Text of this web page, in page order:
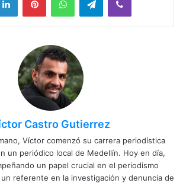
Castro Gutierrez
Víctor comenzó su carrera periodística
un periódico local de Medellín. Hoy en día,
un papel crucial en el periodismo
referente en la investigación y denuncia de